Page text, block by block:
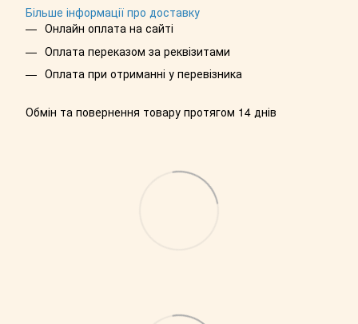
Більше інформації про доставку
Онлайн оплата на сайті
Оплата переказом за реквізитами
Оплата при отриманні у перевізника
Обмін та повернення товару протягом 14 днів